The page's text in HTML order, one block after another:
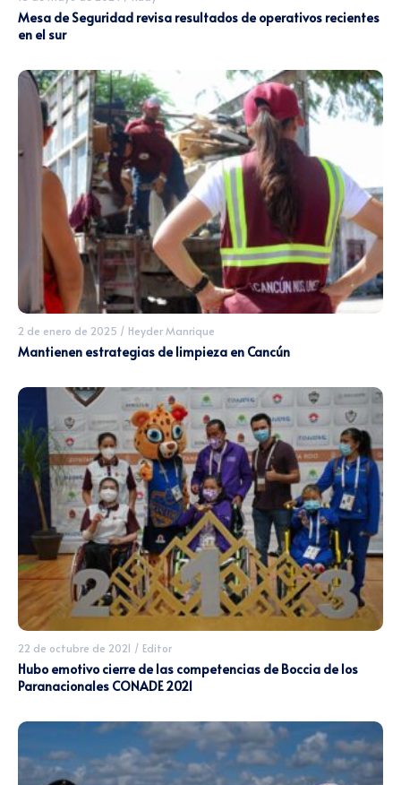
Mesa de Seguridad revisa resultados de operativos recientes
en el sur
2 de enero de 2025 / Heyder Manrique
Mantienen estrategias de limpieza en Cancún
22 de octubre de 2021 / Editor
Hubo emotivo cierre de las competencias de Boccia de los
Paranacionales CONADE 2021